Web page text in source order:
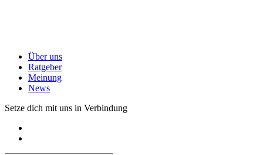
Über uns
Ratgeber
Meinung
News
Setze dich mit uns in Verbindung